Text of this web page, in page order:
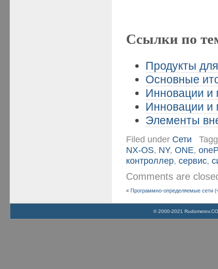
Ссылки по
Продукты
Основные
Инновации и
Инновации и
Элементы
Filed under Сети
NX-OS, NY,ONE,
контроллер,сервис,
Comments are
«Программно-определяемые сети
© 2000-2021